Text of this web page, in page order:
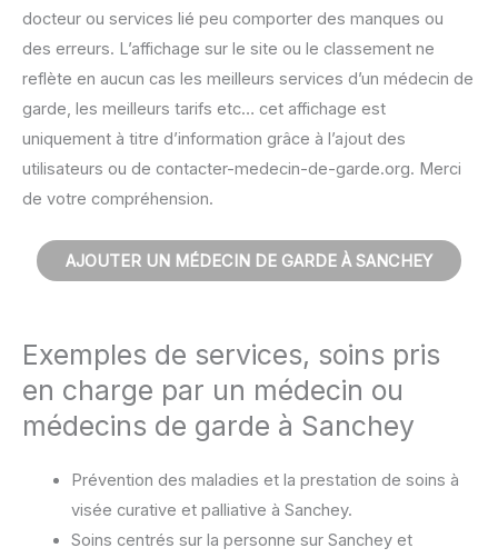
docteur ou services lié peu comporter des manques ou
des erreurs. L’affichage sur le site ou le classement ne
reflète en aucun cas les meilleurs services d’un médecin de
garde, les meilleurs tarifs etc… cet affichage est
uniquement à titre d’information grâce à l’ajout des
utilisateurs ou de contacter-medecin-de-garde.org. Merci
de votre compréhension.
AJOUTER UN MÉDECIN DE GARDE À SANCHEY
Exemples de services, soins pris
en charge par un médecin ou
médecins de garde à Sanchey
Prévention des maladies et la prestation de soins à
visée curative et palliative à Sanchey.
Soins centrés sur la personne sur Sanchey et